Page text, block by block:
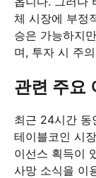
체 시장에 부정
승은 가능하지
며, 투자 시 주
관련 주요
최근 24시간 동
테이블코인 시
이선스 획득이
사망 소식을 이